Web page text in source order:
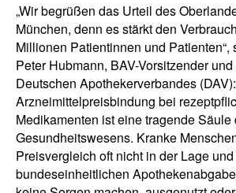
„Wir begrüßen das Urteil des
München, denn es stärkt den
Millionen Patientinnen und Patienten“,
Peter Hubmann, BAV-Vorsitzender
Deutschen Apothekerverbandes
Arzneimittelpreisbindung bei
Medikamenten ist eine tragende Säule
Gesundheitswesens. Kranke
Preisvergleich oft nicht in der Lage
bundeseinheitlichen